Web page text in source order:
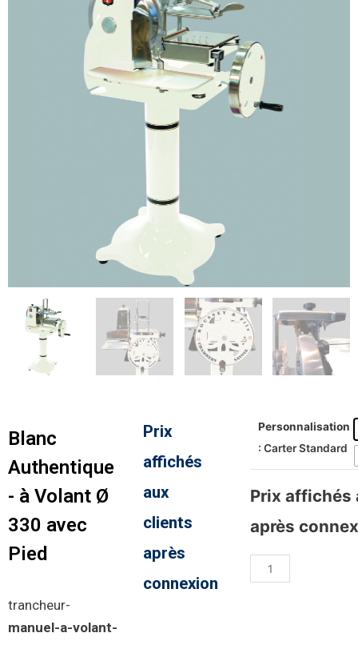
Blanc
Authentique
- à Volant Ø
330 avec
Pied
trancheur-
manuel-a-volant-
Prix
affichés
aux
clients
après
connexion
Personnalisation
: Carter Standard
Prix affichés
après